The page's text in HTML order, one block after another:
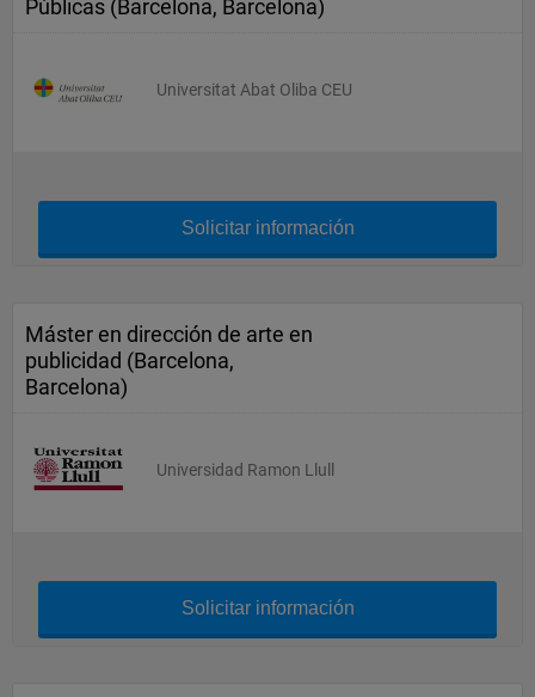
Públicas (Barcelona, Barcelona)
Universitat Abat Oliba CEU
Solicitar información
Máster en dirección de arte en
publicidad (Barcelona,
Barcelona)
Universidad Ramon Llull
Solicitar información